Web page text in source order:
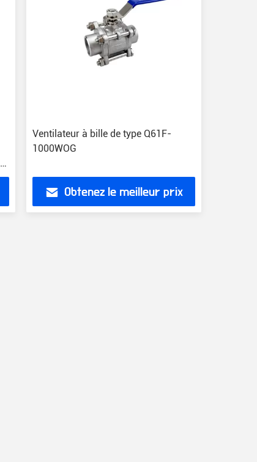
Ventilateur à bille de type Q61F-
1000WOG
Obtenez le meilleur prix